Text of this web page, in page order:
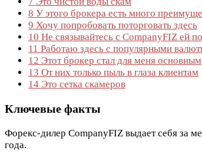
8 У этого брокера есть много
9 Хочу попробовать поторговать здесь
10 Не связывайтесь с CompanyFIZ ей
11 Работаю здесь с популярными
12 Этот брокер стал для меня основным
13 От них только пыль в глаза клиентам
14 Это сетка скамеров
Ключевые факты
Форекс-дилер CompanyFIZ выдает себя за
года.